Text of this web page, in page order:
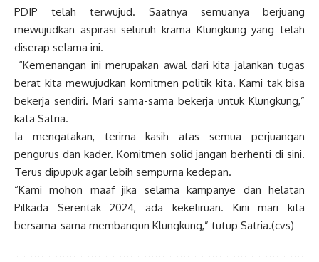
PDIP telah terwujud. Saatnya semuanya berjuang
mewujudkan aspirasi seluruh krama Klungkung yang telah
diserap selama ini.
“Kemenangan ini merupakan awal dari kita jalankan tugas
berat kita mewujudkan komitmen politik kita. Kami tak bisa
bekerja sendiri. Mari sama-sama bekerja untuk Klungkung,”
kata Satria.
Ia mengatakan, terima kasih atas semua perjuangan
pengurus dan kader. Komitmen solid jangan berhenti di sini.
Terus dipupuk agar lebih sempurna kedepan.
“Kami mohon maaf jika selama kampanye dan helatan
Pilkada Serentak 2024, ada kekeliruan. Kini mari kita
bersama-sama membangun Klungkung,” tutup Satria.(cvs)